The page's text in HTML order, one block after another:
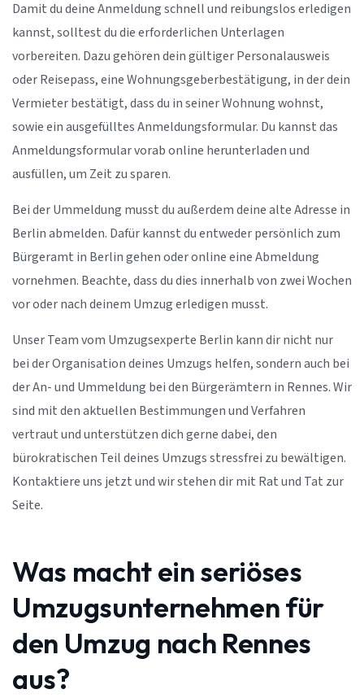
Damit du deine Anmeldung schnell und reibungslos erledigen
kannst, solltest du die erforderlichen Unterlagen
vorbereiten. Dazu gehören dein gültiger Personalausweis
oder Reisepass, eine Wohnungsgeberbestätigung, in der dein
Vermieter bestätigt, dass du in seiner Wohnung wohnst,
sowie ein ausgefülltes Anmeldungsformular. Du kannst das
Anmeldungsformular vorab online herunterladen und
ausfüllen, um Zeit zu sparen.
Bei der Ummeldung musst du außerdem deine alte Adresse in
Berlin abmelden. Dafür kannst du entweder persönlich zum
Bürgeramt in Berlin gehen oder online eine Abmeldung
vornehmen. Beachte, dass du dies innerhalb von zwei Wochen
vor oder nach deinem Umzug erledigen musst.
Unser Team vom Umzugsexperte Berlin kann dir nicht nur
bei der Organisation deines Umzugs helfen, sondern auch bei
der An- und Ummeldung bei den Bürgerämtern in Rennes. Wir
sind mit den aktuellen Bestimmungen und Verfahren
vertraut und unterstützen dich gerne dabei, den
bürokratischen Teil deines Umzugs stressfrei zu bewältigen.
Kontaktiere uns jetzt und wir stehen dir mit Rat und Tat zur
Seite.
Was macht ein seriöses
Umzugsunternehmen für
den Umzug nach Rennes
aus?